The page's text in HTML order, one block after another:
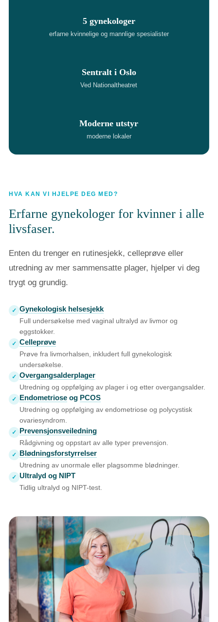
5 gynekologer
erfarne kvinnelige og mannlige spesialister
Sentralt i Oslo
Ved Nationaltheatret
Moderne utstyr
moderne lokaler
HVA KAN VI HJELPE DEG MED?
Erfarne gynekologer for kvinner i alle
livsfaser.
Enten du trenger en rutinesjekk, celleprøve eller
utredning av mer sammensatte plager, hjelper vi deg
trygt og grundig.
✓ Gynekologisk helsesjekk
Full undersøkelse med vaginal ultralyd av livmor og
eggstokker.
✓ Celleprøve
Prøve fra livmorhalsen, inkludert full gynekologisk
undersøkelse.
✓ Overgangsalderplager
Utredning og oppfølging av plager i og etter overgangsalder.
✓ Endometriose og PCOS
Utredning og oppfølging av endometriose og polycystisk
ovariesyndrom.
✓ Prevensjonsveiledning
Rådgivning og oppstart av alle typer prevensjon.
✓ Blødningsforstyrrelser
Utredning av unormale eller plagsomme blødninger.
✓ Ultralyd og NIPT
Tidlig ultralyd og NIPT-test.